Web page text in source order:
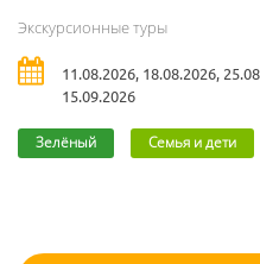
Экскурсионные туры
11.08.2026, 18.08.2026,
15.09.2026
Зелёный Семья и дети